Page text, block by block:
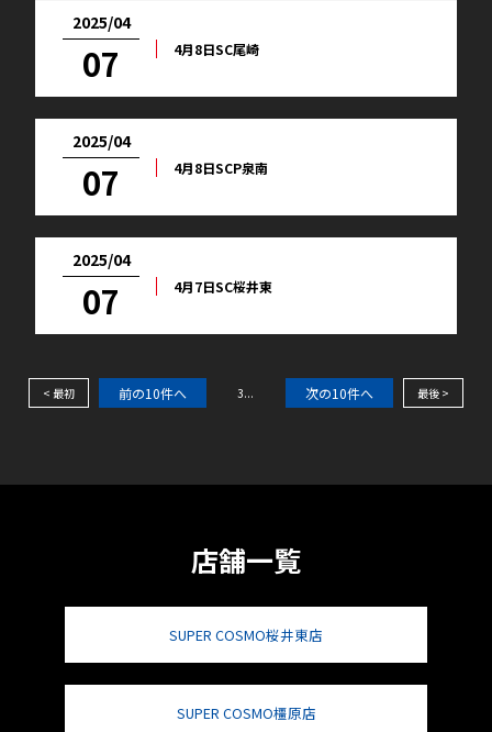
2025/04
07 4月8日SC尾崎
2025/04
07 4月8日SCP泉南
2025/04
07 4月7日SC桜井東
< 最初 前の10件へ 3... 次の10件へ 最後 >
店舗一覧
SUPER COSMO桜井東店
SUPER COSMO橿原店